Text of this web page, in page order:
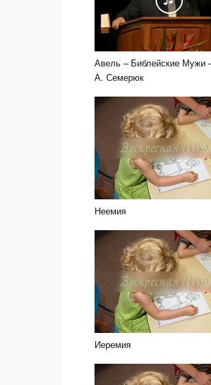
Авель – Библейские Мужи
А. Семерюк
Неемия
Иеремия